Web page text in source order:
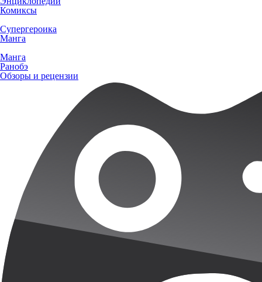
Комиксы
Супергероика
Манга
Манга
Ранобэ
Обзоры и рецензии